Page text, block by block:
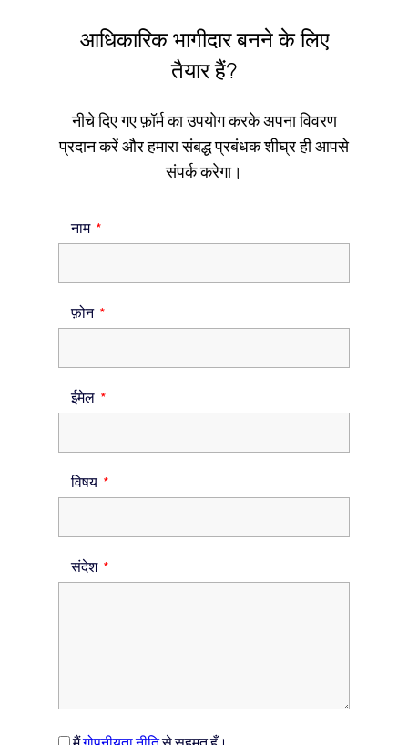
आधिकारिक भागीदार बनने के लिए
तैयार हैं?
नीचे दिए गए फ़ॉर्म का उपयोग करके अपना विवरण
प्रदान करें और हमारा संबद्ध प्रबंधक शीघ्र ही आपसे
संपर्क करेगा।
नाम
फ़ोन
ईमेल
विषय
संदेश